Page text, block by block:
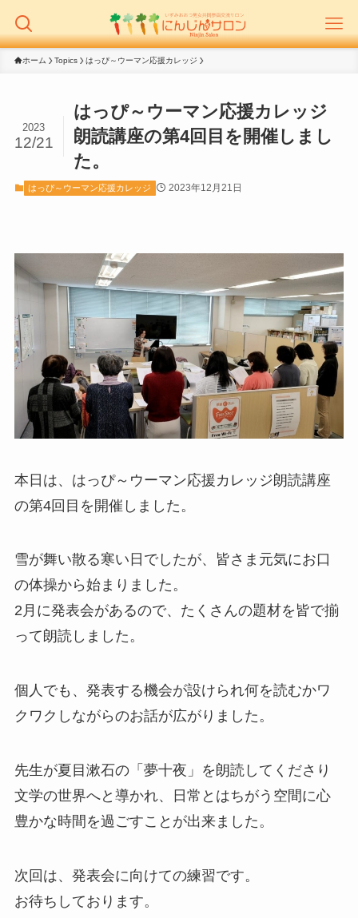
ホーム Topics はっぴ～ウーマン応援カレッジ
はっぴ～ウーマン応援カレッジ
朗読講座の第4回目を開催しまし
た。
2023
12/21
はっぴ～ウーマン応援カレッジ 2023年12月21日
本日は、はっぴ～ウーマン応援カレッジ朗読講座
の第4回目を開催しました。
雪が舞い散る寒い日でしたが、皆さま元気にお口
の体操から始まりました。
2月に発表会があるので、たくさんの題材を皆で揃
って朗読しました。
個人でも、発表する機会が設けられ何を読むかワ
クワクしながらのお話が広がりました。
先生が夏目漱石の「夢十夜」を朗読してくださり
文学の世界へと導かれ、日常とはちがう空間に心
豊かな時間を過ごすことが出来ました。
次回は、発表会に向けての練習です。
お待ちしております。